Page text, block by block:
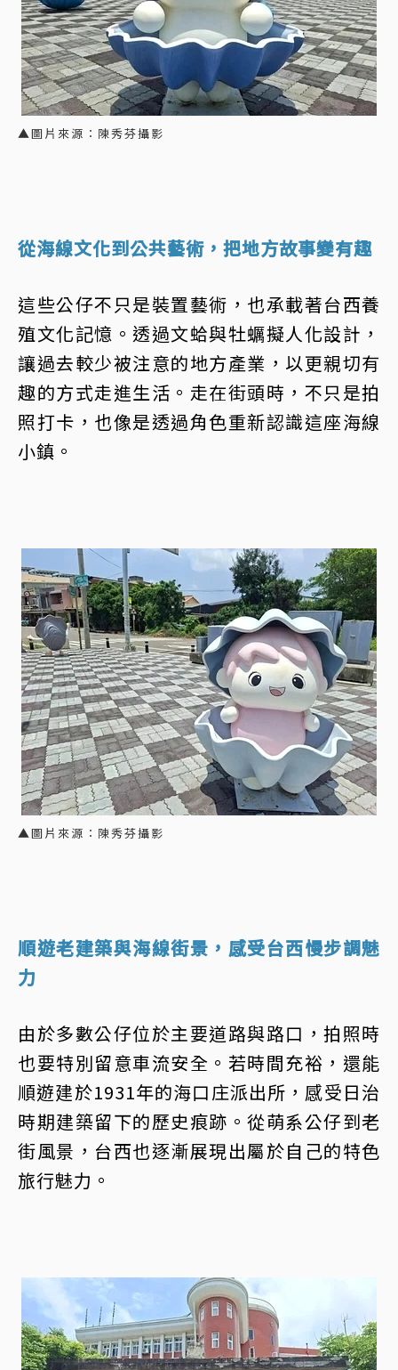
▲圖片來源：陳秀芬攝影
從海線文化到公共藝術，把地方故事變有趣
這些公仔不只是裝置藝術，也承載著台西養
殖文化記憶。透過文蛤與牡蠣擬人化設計，
讓過去較少被注意的地方產業，以更親切有
趣的方式走進生活。走在街頭時，不只是拍
照打卡，也像是透過角色重新認識這座海線
小鎮。
▲圖片來源：陳秀芬攝影
順遊老建築與海線街景，感受台西慢步調魅
力
由於多數公仔位於主要道路與路口，拍照時
也要特別留意車流安全。若時間充裕，還能
順遊建於1931年的海口庄派出所，感受日治
時期建築留下的歷史痕跡。從萌系公仔到老
街風景，台西也逐漸展現出屬於自己的特色
旅行魅力。